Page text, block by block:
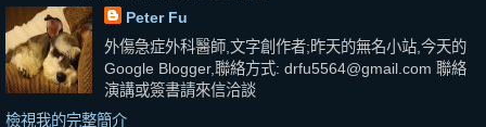
Peter Fu
外傷急症外科醫師,文字創作者;昨天的無名小站,今天的
Google Blogger,聯絡方式: drfu5564@gmail.com 聯絡
演講或簽書請來信洽談
檢視我的完整簡介